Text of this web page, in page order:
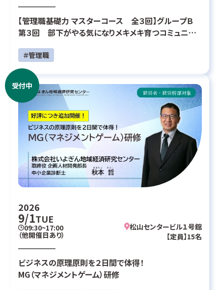
【管理職基礎力 マスターコース 全３回】グループＢ
第３回 部下がやる気になりメキメキ育つコミュニケ
＃管理職
受付中
2026
9/1TUE
（他開催日あり）
09:30~17:00
松山センタービル１号館
【定員】15名
ビジネスの原理原則を２日間で体得！
MG（マネジメントゲーム）研修